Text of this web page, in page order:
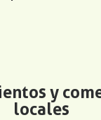
y
locales